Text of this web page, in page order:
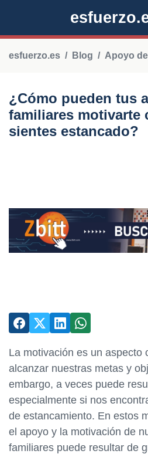
esfuerzo.es Blog Apoyo
¿Cómo pueden tus
familiares motivarte
sientes estancado?
La motivación es un aspecto
alcanzar nuestras metas y
embargo, a veces puede
especialmente si nos
de estancamiento. En estos
el apoyo y la motivación de
familiares puede resultar de